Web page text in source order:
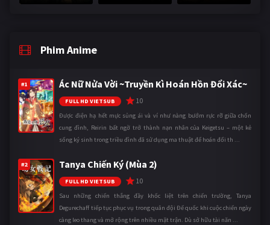
Phim Anime
#1 Ác Nữ Nửa Vời ~Truyền Kì Hoán Hồn Đổi Xác~
FULL HD VIETSUB 10
Được điện hạ hết mực sủng ái và ví như nàng bướm rực rỡ giữa chốn
cung đình, Reirin bất ngờ trở thành nạn nhân của Keigetsu – một kẻ
sống ký sinh trong triều đình đã sử dụng ma thuật để hoán đổi th ...
#2 Tanya Chiến Ký (Mùa 2)
FULL HD VIETSUB 10
Sau những chiến thắng đầy khốc liệt trên chiến trường, Tanya
Degurechaff tiếp tục phục vụ trong quân đội Đế quốc khi cuộc chiến ngày
càng leo thang và mở rộng trên nhiều mặt trận. Dù sở hữu tài năn ...